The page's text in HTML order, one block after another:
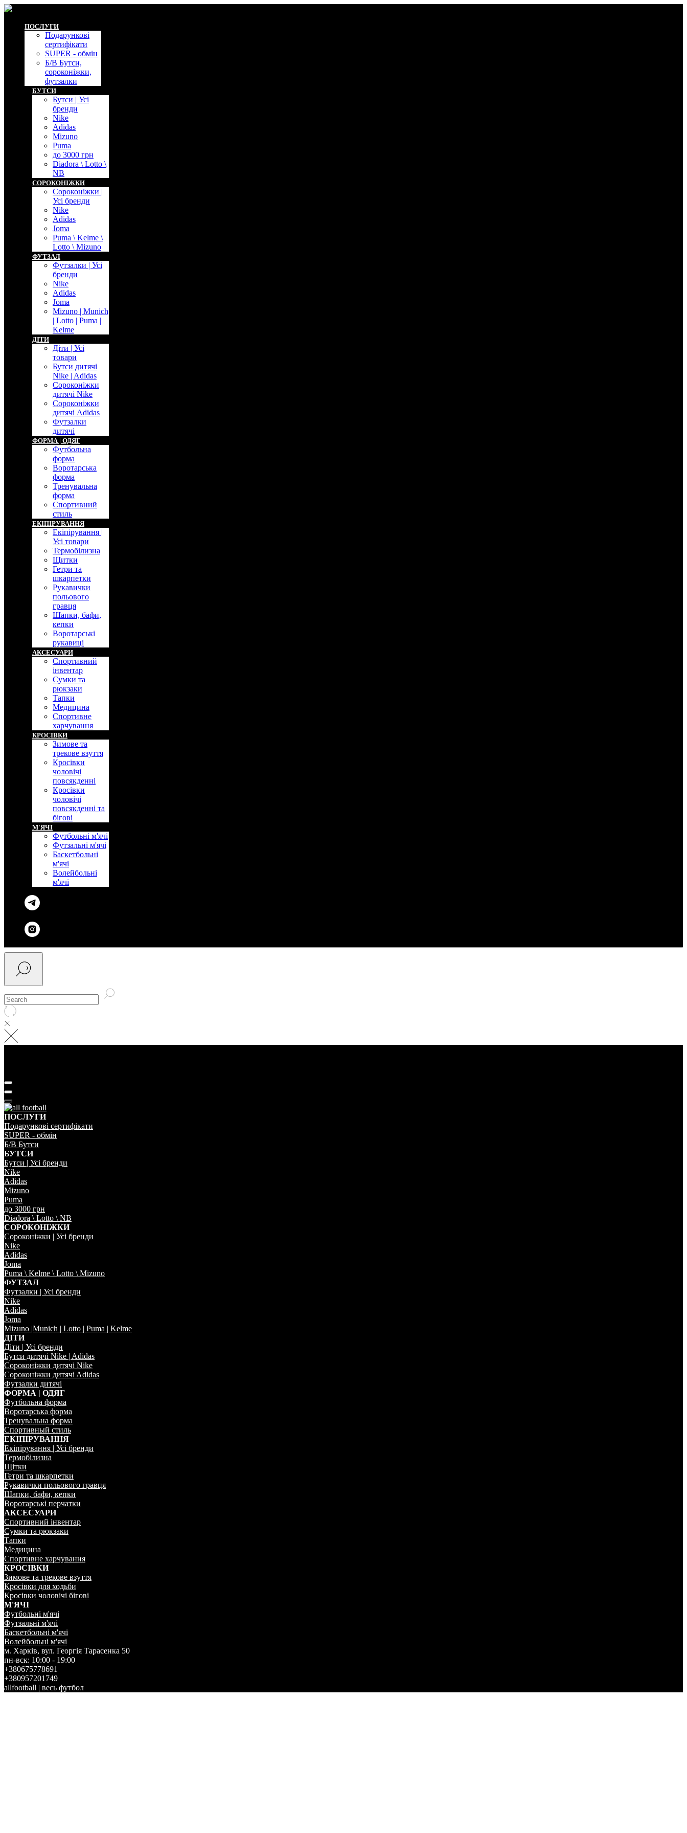
ПОСЛУГИ
Подарунковi
сертифiкати
SUPER - обмiн
Б/В Бутси,
сороконiжки,
футзалки
БУТСИ
Бутси | Усі
бренди
Nike
Adidas
Mizuno
Puma
до 3000 грн
Diadora \ Lotto \
NB
СОРОКОНIЖКИ
Сороконiжки |
Усі бренди
Nike
Adidas
Joma
Puma \ Kelme \
Lotto \ Mizuno
ФУТЗАЛ
Футзалки | Усі
бренди
Nike
Adidas
Joma
Mizuno | Munich
| Lotto | Puma |
Kelme
ДIТИ
Дiти | Усі
товари
Бутси дитячі
Nike | Adidas
Сороконіжки
дитячі Nike
Сороконіжки
дитячі Adidas
Футзалки
дитячі
ФОРМА | ОДЯГ
Футбольна
форма
Воротарська
форма
Тренувальна
форма
Спортивний
стиль
ЕКIПIРУВАННЯ
Екіпірування |
Усі товари
Термобілизна
Щитки
Гетри та
шкарпетки
Рукавички
польового
гравця
Шапки, бафи,
кепки
Воротарські
рукавиці
АКСЕСУАРИ
Спортивний
iнвентар
Сумки та
рюкзаки
Тапки
Медицина
Спортивне
харчування
КРОСIВКИ
Зимове та
трекове взуття
Кросівки
чоловічі
повсякденні
Кросівки
чоловічі
повсякденні та
бігові
М'ЯЧI
Футбольні м'ячі
Футзальні м'ячі
Баскетбольні
м'ячі
Волейбольні
м'ячі
ПОСЛУГИ
Подарунковi сертифiкати
SUPER - обмiн
Б/В Бутси
БУТСИ
Бутси | Усi бренди
Nike
Adidas
Mizuno
Puma
до 3000 грн
Diadora \ Lotto \ NB
СОРОКОНIЖКИ
Сороконiжки | Усi бренди
Nike
Adidas
Joma
Puma \ Kelme \ Lotto \ Mizuno
ФУТЗАЛ
Футзалки | Усi бренди
Nike
Adidas
Joma
Mizuno |Munich | Lotto | Puma | Kelme
ДIТИ
Дiти | Усi бренди
Бутси дитячi Nike | Adidas
Сороконiжки дитячi Nike
Сороконiжки дитячi Adidas
Футзалки дитячi
ФОРМА | ОДЯГ
Футбольна форма
Воротарська форма
Тренувальна форма
Спортивный стиль
ЕКIПIРУВАННЯ
Екіпірування | Усi бренди
Термобiлизна
Щiтки
Гетри та шкарпетки
Рукавички польового гравця
Шапки, бафи, кепки
Воротарськi перчатки
АКСЕСУАРИ
Спортивний iнвентар
Сумки та рюкзаки
Тапки
Медицина
Спортивне харчування
КРОСIВКИ
Зимове та трекове взуття
Кросівки для ходьби
Кросівки чоловічі бігові
М'ЯЧІ
Футбольні м'ячі
Футзальні м'ячі
Баскетбольні м'ячі
Волейбольні м'ячі
м. Харків, вул. Георгія Тарасенка 50
пн-вск: 10:00 - 19:00
+380675778691
+380957201749
allfootball | весь футбол